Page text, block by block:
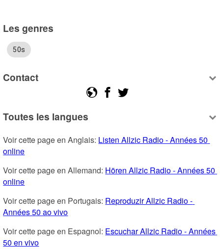
Les genres
50s
Contact
Toutes les langues
Voir cette page en Anglais: Listen Allzic Radio - Années 50
online
Voir cette page en Allemand: Hören Allzic Radio - Années 50
online
Voir cette page en Portugais: Reproduzir Allzic Radio -
Années 50 ao vivo
Voir cette page en Espagnol: Escuchar Allzic Radio - Années
50 en vivo